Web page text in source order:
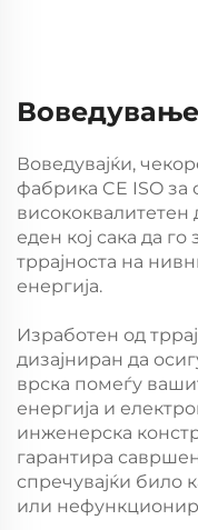
Воведување
Воведувајќи,
фабрика CE ISO за
висококвалитетен
еден кој сака да
тррајноста на
енергија.
Изработен од
дизајниран да
врска помеѓу
енергија и
инженерска
гарантира
спречувајќи било
или